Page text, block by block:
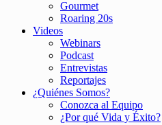
Gourmet
Roaring 20s
Videos
Webinars
Podcast
Entrevistas
Reportajes
¿Quiénes Somos?
Conozca al Equipo
¿Por qué Vida y Éxito?